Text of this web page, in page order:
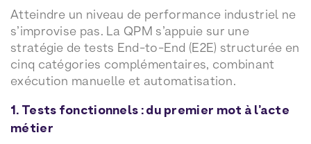
Atteindre un niveau de performance industriel ne
s’improvise pas. La QPM s’appuie sur une
stratégie de tests End-to-End (E2E) structurée en
cinq catégories complémentaires, combinant
exécution manuelle et automatisation.
1. Tests fonctionnels : du premier mot à l’acte
métier